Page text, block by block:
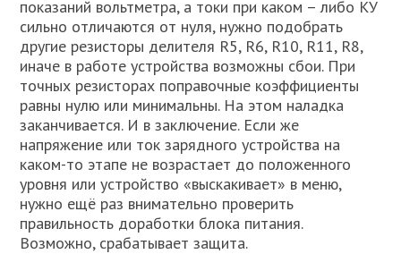
показаний вольтметра, а токи при каком – либо КУ
сильно отличаются от нуля, нужно подобрать
другие резисторы делителя R5, R6, R10, R11, R8,
иначе в работе устройства возможны сбои. При
точных резисторах поправочные коэффициенты
равны нулю или минимальны. На этом наладка
заканчивается. И в заключение. Если же
напряжение или ток зарядного устройства на
каком-то этапе не возрастает до положенного
уровня или устройство «выскакивает» в меню,
нужно ещё раз внимательно проверить
правильность доработки блока питания.
Возможно, срабатывает защита.